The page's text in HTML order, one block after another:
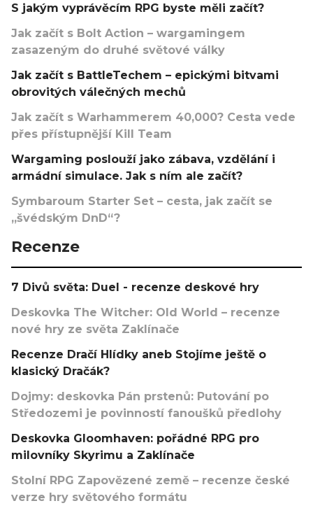
S jakým vyprávěcím RPG byste měli začít?
Jak začít s Bolt Action – wargamingem
zasazeným do druhé světové války
Jak začít s BattleTechem – epickými bitvami
obrovitých válečných mechů
Jak začít s Warhammerem 40,000? Cesta vede
přes přístupnější Kill Team
Wargaming poslouží jako zábava, vzdělání i
armádní simulace. Jak s ním ale začít?
Symbaroum Starter Set – cesta, jak začít se
„švédským DnD“?
Recenze
7 Divů světa: Duel - recenze deskové hry
Deskovka The Witcher: Old World – recenze
nové hry ze světa Zaklínače
Recenze Dračí Hlídky aneb Stojíme ještě o
klasický Dračák?
Dojmy: deskovka Pán prstenů: Putování po
Středozemi je povinností fanoušků předlohy
Deskovka Gloomhaven: pořádné RPG pro
milovníky Skyrimu a Zaklínače
Stolní RPG Zapovězené země – recenze české
verze hry světového formátu